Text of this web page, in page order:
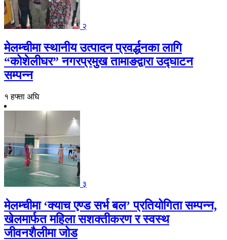
२
मेलम्चीमा स्थानीय उत्पादन प्रवर्द्धनका लागि
“कोशेलीघर” नगरप्रमुख तामाङद्वारा उद्घाटन
सम्पन्न
१ हफ्ता अघि
३
मेलम्चीमा ‘क्याच एण्ड सर्भ बल’ प्रतियोगिता सम्पन्न,
खेलमार्फत महिला सशक्तीकरण र स्वस्थ
जीवनशैलीमा जोड